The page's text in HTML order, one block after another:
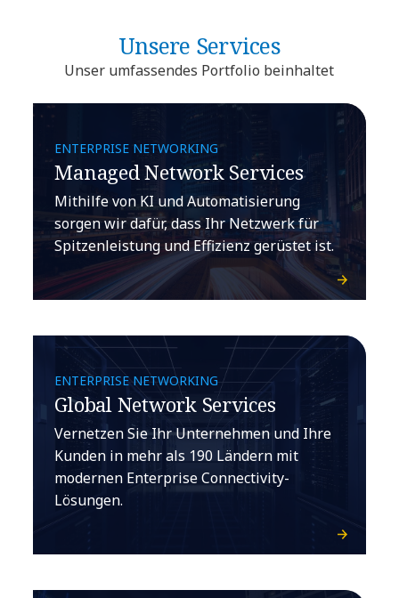
Unsere Services
Unser umfassendes Portfolio beinhaltet
ENTERPRISE NETWORKING
Managed Network Services
Mithilfe von KI und Automatisierung
sorgen wir dafür, dass Ihr Netzwerk für
Spitzenleistung und Effizienz gerüstet ist.
ENTERPRISE NETWORKING
Global Network Services
Vernetzen Sie Ihr Unternehmen und Ihre
Kunden in mehr als 190 Ländern mit
modernen Enterprise Connectivity-
Lösungen.